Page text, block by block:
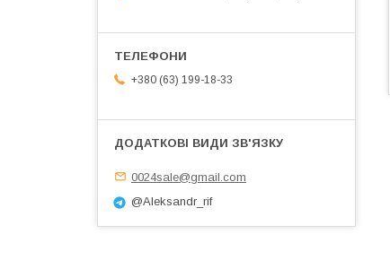
+380 (63) 199-18-33
0024sale@gmail.com
@Aleksandr_rif